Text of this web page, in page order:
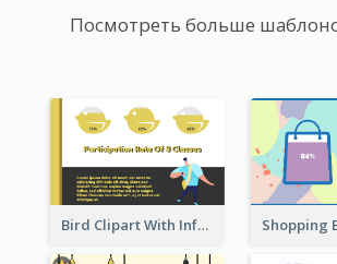
Посмотреть больше
Bird Clipart With Information